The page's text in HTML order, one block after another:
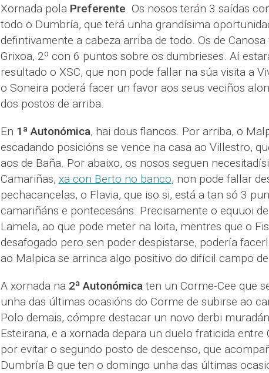
Xornada pola Preferente. Os nosos terán 3 saídas
todo o Dumbría, que terá unha grandísima
defintivamente a cabeza arriba de todo. Os de
Grixoa, 2º con 6 puntos sobre os dumbrieses. Aí
resultado o XSC, que non pode fallar na súa visita a
o Soneira poderá facer un favor aos seus veciños
dos postos de arriba.
En 1ª Autonómica, hai dous flancos. Por arriba, o
escadando posicións se vence na casa ao Villestro,
aos de Baña. Por abaixo, os nosos seguen
Camariñas, xa con Berto no banco, non pode fallar
pechacancelas, o Flavia, que iso si, está a tan só 3
camariñáns e pontecesáns. Precisamente o equuoi
Lamela, ao que pode meter na loita, mentres que o
desafogado pero sen poder despistarse, podería
ao Malpica se arrinca algo positivo do difícil campo
A xornada na 2ª Autonómicaten un Corme-Cee que
unha das últimas ocasións do Corme de subirse ao
Polo demais, cómpre destacar un novo derbi
Esteirana, e a xornada depara un duelo fraticida entre
por evitar o segundo posto de descenso, que
Dumbría B que ten o domingo unha das últimas